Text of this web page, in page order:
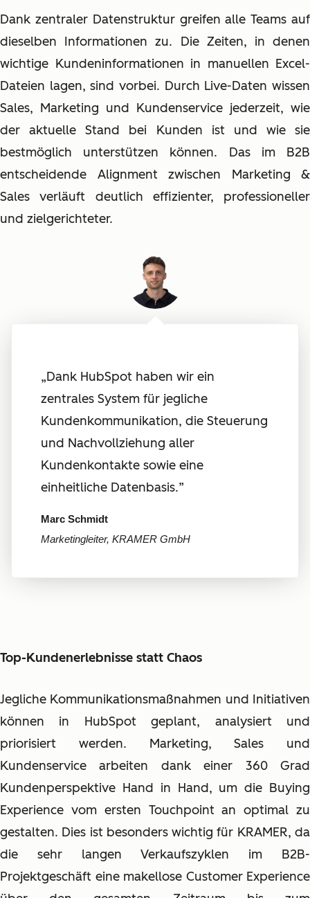
Dank zentraler Datenstruktur greifen alle Teams auf
dieselben Informationen zu. Die Zeiten, in denen
wichtige Kundeninformationen in manuellen Excel-
Dateien lagen, sind vorbei. Durch Live-Daten wissen
Sales, Marketing und Kundenservice jederzeit, wie
der aktuelle Stand bei Kunden ist und wie sie
bestmöglich unterstützen können. Das im B2B
entscheidende Alignment zwischen Marketing &
Sales verläuft deutlich effizienter, professioneller
und zielgerichteter.
„Dank HubSpot haben wir ein
zentrales System für jegliche
Kundenkommunikation, die Steuerung
und Nachvollziehung aller
Kundenkontakte sowie eine
einheitliche Datenbasis.”
Marc Schmidt
Marketingleiter, KRAMER GmbH
Top-Kundenerlebnisse statt Chaos
Jegliche Kommunikationsmaßnahmen und Initiativen
können in HubSpot geplant, analysiert und
priorisiert werden. Marketing, Sales und
Kundenservice arbeiten dank einer 360 Grad
Kundenperspektive Hand in Hand, um die Buying
Experience vom ersten Touchpoint an optimal zu
gestalten. Dies ist besonders wichtig für KRAMER, da
die sehr langen Verkaufszyklen im B2B-
Projektgeschäft eine makellose Customer Experience